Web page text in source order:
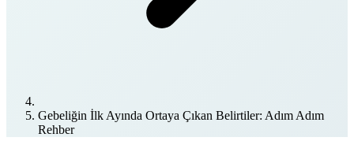
Gebeliğin İlk Ayında Ortaya Çıkan Belirtiler: Adım Adım
Rehber